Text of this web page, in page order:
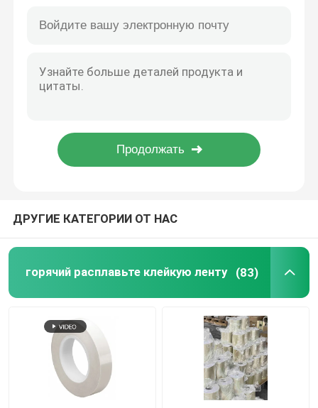
Клейкая лента отпуска простирания
Flexographic плита устанавливая ленты
Клейкая лента фильма
Давление - чувствительная слипчивая лента для
ДРУГИЕ КАТЕГОРИИ ОТ НАС
горячий расплавьте клейкую ленту (83)